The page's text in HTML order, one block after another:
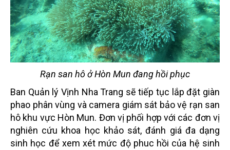
Rạn san hô ở Hòn Mun đang hồi phục
Ban Quản lý Vịnh Nha Trang sẽ tiếp tục lắp đặt giàn
phao phân vùng và camera giám sát bảo vệ rạn san
hô khu vực Hòn Mun. Đơn vị phối hợp với các đơn vị
nghiên cứu khoa học khảo sát, đánh giá đa dạng
sinh học để xem xét mức độ phuc hồi của hệ sinh